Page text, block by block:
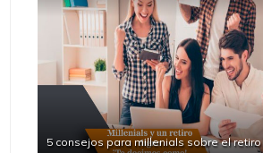
5 consejos para millenials sobre el retiro